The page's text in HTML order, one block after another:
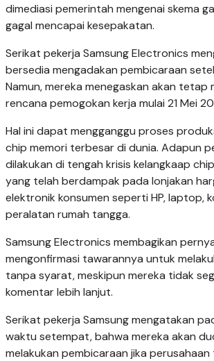
dimediasi pemerintah mengenai skema
gagal mencapai kesepakatan.
Serikat pekerja Samsung Electronics
bersedia mengadakan pembicaraan
Namun, mereka menegaskan akan tetap
rencana pemogokan kerja mulai 21 Mei
Hal ini dapat mengganggu proses
chip memori terbesar di dunia. Adapun
dilakukan di tengah krisis kelangkaap
yang telah berdampak pada lonjakan
elektronik konsumen seperti HP, laptop,
peralatan rumah tangga.
Samsung Electronics membagikan
mengonfirmasi tawarannya untuk
tanpa syarat, meskipun mereka tidak
komentar lebih lanjut.
Serikat pekerja Samsung mengatakan
waktu setempat, bahwa mereka akan
melakukan pembicaraan jika